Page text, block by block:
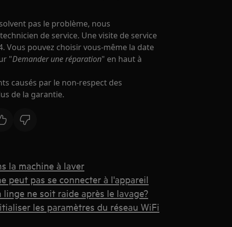
pas le problème, nous
de service. Une visite de service
Vous pouvez choisir vous-même la date
"Demander une réparation" en haut à
causés par le non-respect des
de la garantie.
la machine à laver
peut pas se connecter à l'appareil
ne soit raide après le lavage?
les paramètres du réseau WiFi